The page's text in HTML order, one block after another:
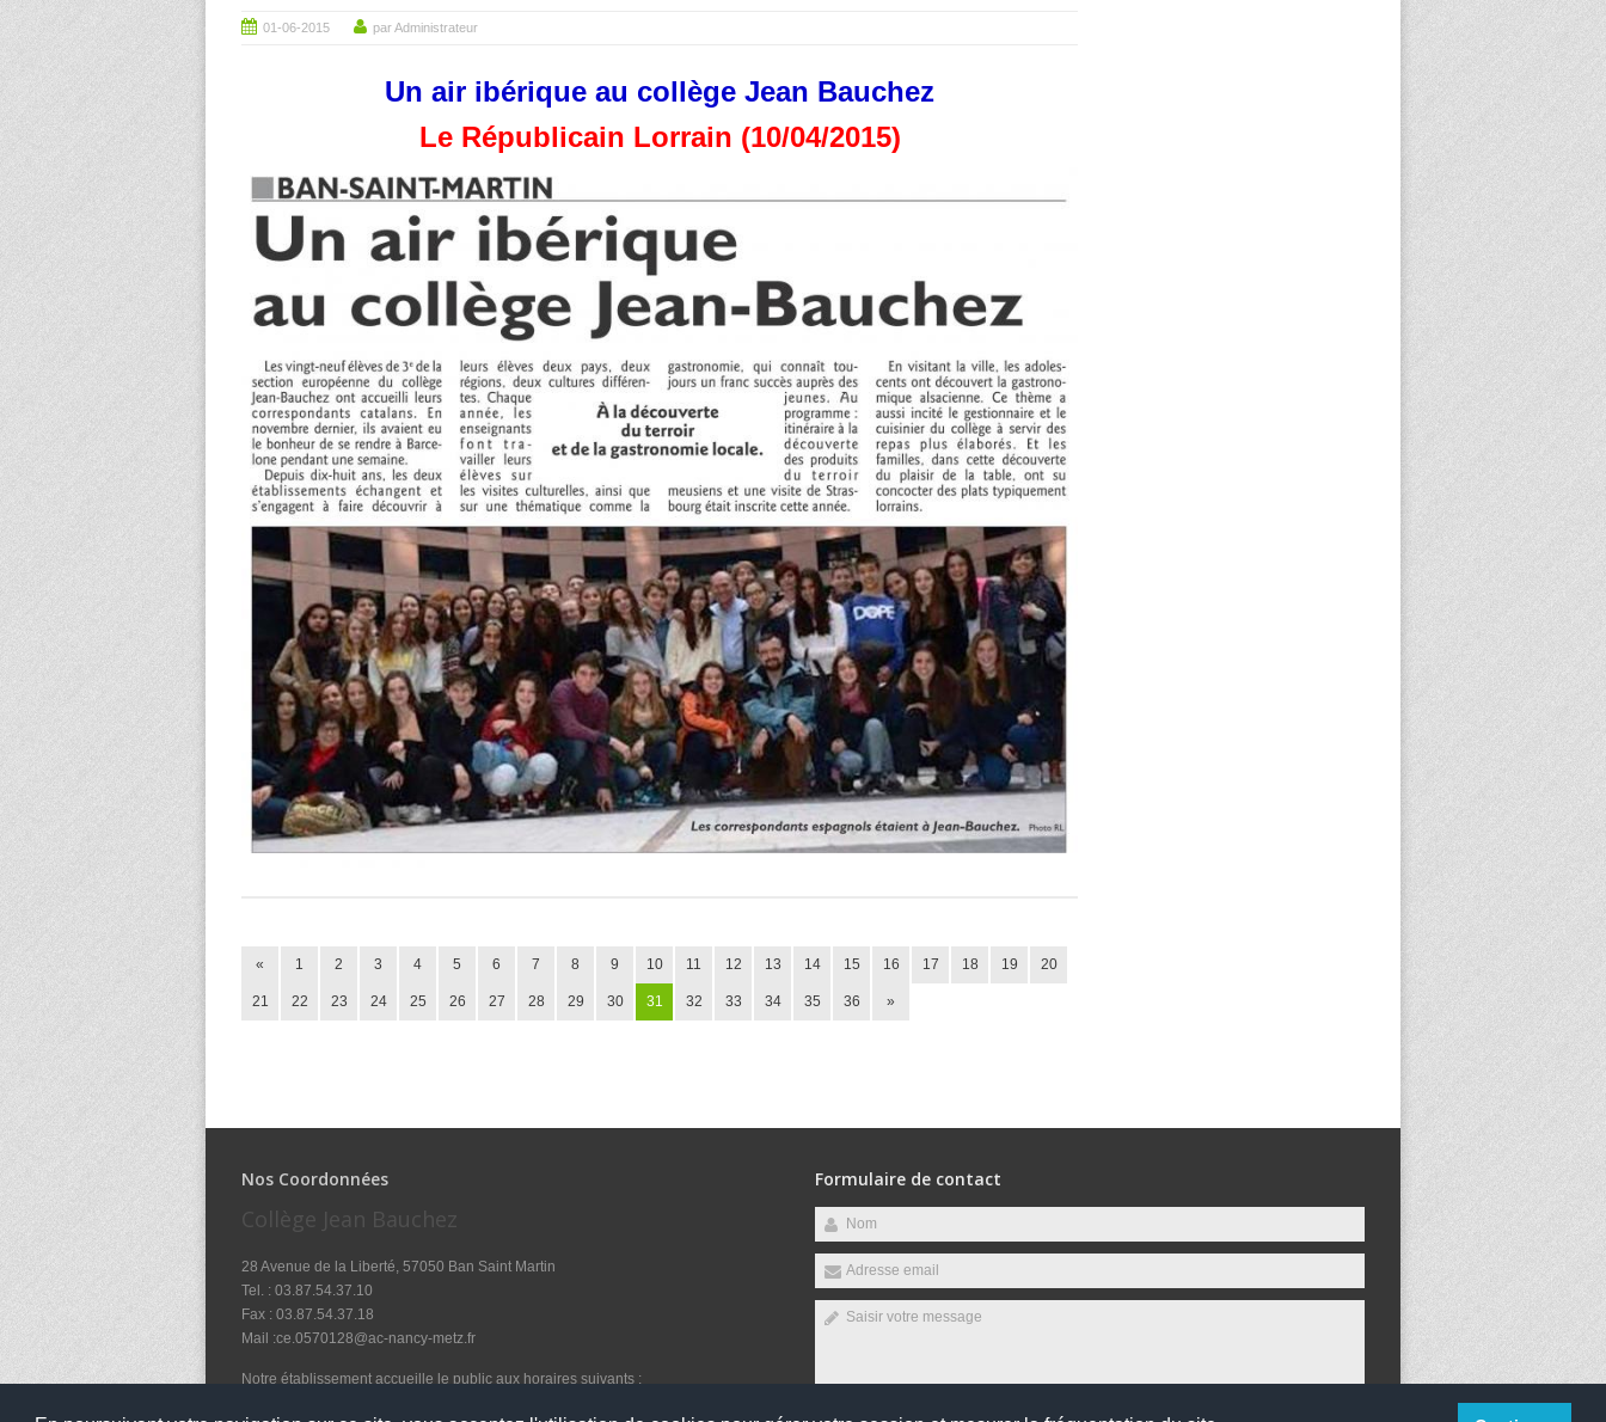
01-06-2015 par Administrateur
Un air ibérique au collège Jean Bauchez
Le Républicain Lorrain (10/04/2015)
« 1 2 3 4 5 6 7 8 9 10 11 12 13 14 15 16 17 18 19 20
21 22 23 24 25 26 27 28 29 30 31 32 33 34 35 36 »
Nos Coordonnées
Collège Jean Bauchez
28 Avenue de la Liberté, 57050 Ban Saint Martin
Tel. : 03.87.54.37.10
Fax : 03.87.54.37.18
Mail :ce.0570128@ac-nancy-metz.fr
Notre établissement accueille le public aux horaires suivants :
Formulaire de contact